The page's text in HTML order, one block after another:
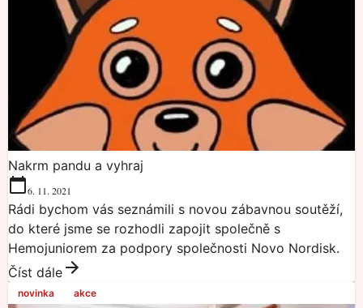
Nakrm pandu a vyhraj
6. 11. 2021
Rádi bychom vás seznámili s novou zábavnou soutěží,
do které jsme se rozhodli zapojit společně s
Hemojuniorem za podpory společnosti Novo Nordisk.
Číst dále
novinka akce